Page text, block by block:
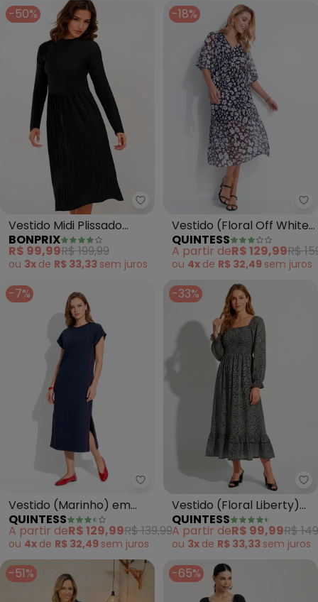
-50%
bonprix - Vestido Midi Plissado
Vestido Midi Plissado
(Preto)
BONPRIX
R$ 99,99R$ 199,99
ou 3x de R$ 33,33 sem juros
-18%
Vestido (Floral Off White)
em Tule
QUINTESS
A partir deR$ 129,99R$
ou 4x de R$ 32,49 sem juros
-7%
Quintess - Vestido (Marinho)
Vestido (Marinho) em
Moletom
QUINTESS
A partir deR$ 129,99R$ 139,99
ou 4x de R$ 32,49 sem juros
-33%
Vestido (Floral Liberty)
em Tecido de Poliéster
QUINTESS
A partir deR$ 99,99R$
ou 3x de R$ 33,33 sem juros
-51% -65%